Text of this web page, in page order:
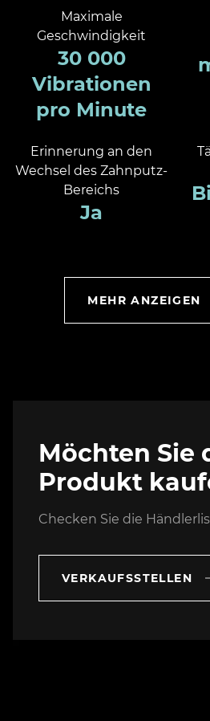
Maximale
Geschwindigkeit
30 000
Vibrationen
pro Minute
Erinnerung an den
Wechsel des Zahnputz-
Bereichs
Ja
MEHR ANZEIGEN
Möchten Sie
Produkt
Checken Sie die
VERKAUFSSTELLEN